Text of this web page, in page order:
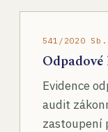
541/2020
Evidence
audit
zastoupení